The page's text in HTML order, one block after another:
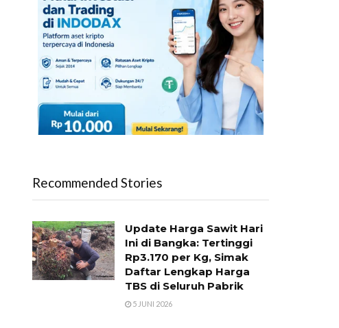
Recommended Stories
Update Harga Sawit Hari
Ini di Bangka: Tertinggi
Rp3.170 per Kg, Simak
Daftar Lengkap Harga
TBS di Seluruh Pabrik
5 JUNI 2026